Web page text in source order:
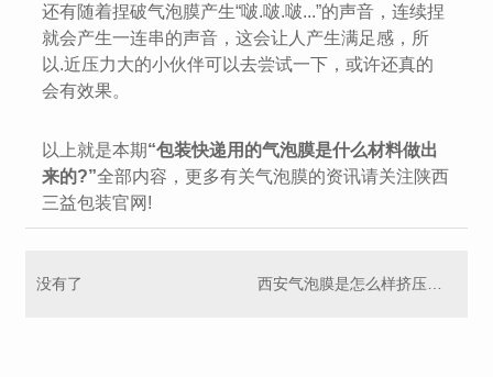
还有随着捏破气泡膜产生“啵.啵.啵...”的声音，连续捏
就会产生一连串的声音，这会让人产生满足感，所
以.近压力大的小伙伴可以去尝试一下，或许还真的
会有效果。
以上就是本期“包装快递用的气泡膜是什么材料做出
来的?”全部内容，更多有关气泡膜的资讯请关注陕西
三益包装官网!
没有了 西安气泡膜是怎么样挤压成型的